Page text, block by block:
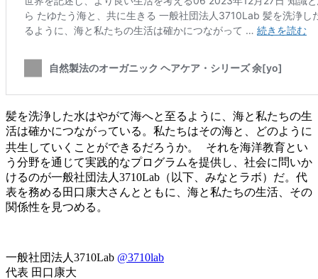
髪を洗浄した水はやがて海へと至るように、海と私たちの生
活は確かにつながっている。私たちはその海と、どのように
共生していくことができるだろうか。 それを海洋教育とい
う分野を通じて実践的なプログラムを提供し、社会に問いか
けるのが一般社団法人3710Lab（以下、みなとラボ）だ。代
表を務める田口康大さんとともに、海と私たちの生活、その
関係性を見つめる。
一般社団法人3710Lab @3710lab
代表 田口康大